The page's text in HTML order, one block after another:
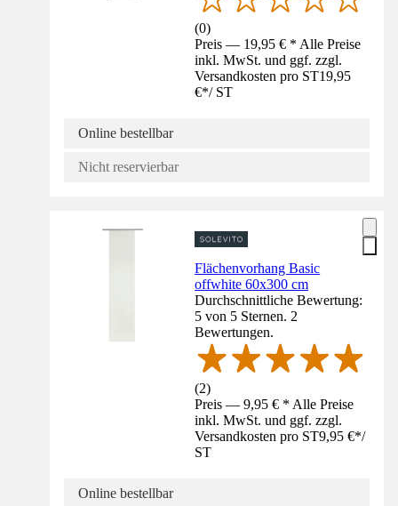
(0)
Preis — 19,95 € * Alle Preise
inkl. MwSt. und ggf. zzgl.
Versandkosten pro ST19,95
€*/ ST
Online bestellbar
Nicht reservierbar
Flächenvorhang Basic
offwhite 60x300 cm
Durchschnittliche Bewertung:
5 von 5 Sternen. 2
Bewertungen.
(2)
Preis — 9,95 € * Alle Preise
inkl. MwSt. und ggf. zzgl.
Versandkosten pro ST9,95 €*/
ST
Online bestellbar